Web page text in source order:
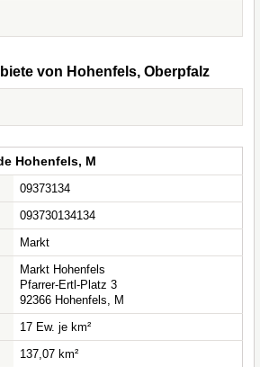
von Hohenfels, Oberpfalz
Hohenfels, M
09373134
093730134134
Markt
Markt Hohenfels
Pfarrer-Ertl-Platz 3
92366 Hohenfels, M
17 Ew. je km²
137,07 km²